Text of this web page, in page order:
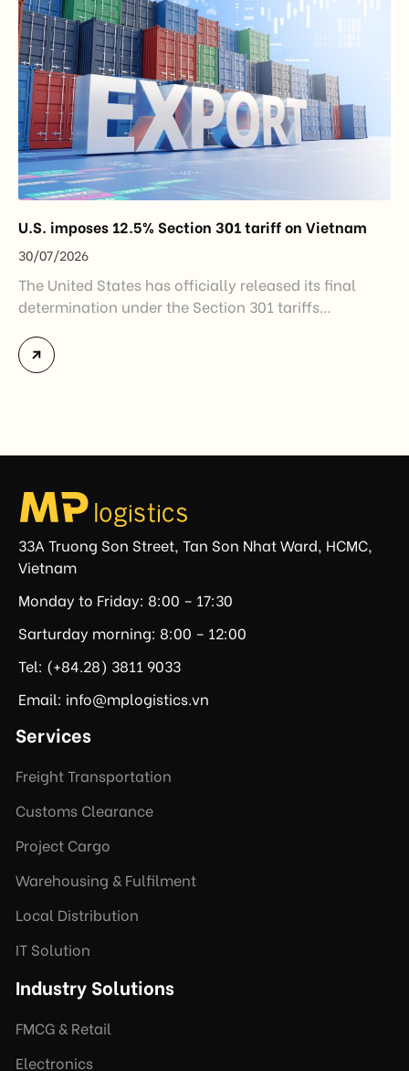
U.S. imposes 12.5% Section 301 tariff on Vietnam
30/07/2026
The United States has officially released its final
determination under the Section 301 tariffs
Vietnam. The measure addresses countries that have
not established or effectively enforced regulations
regulatory development that may […]
33A Truong Son Street, Tan Son Nhat Ward, HCMC,
Vietnam
Monday to Friday: 8:00 – 17:30
Sarturday morning: 8:00 – 12:00
Tel: (+84.28) 3811 9033
Email: info@mplogistics.vn
Services
Freight Transportation
Customs Clearance
Project Cargo
Warehousing & Fulfilment
Local Distribution
IT Solution
Industry Solutions
FMCG & Retail
Electronics